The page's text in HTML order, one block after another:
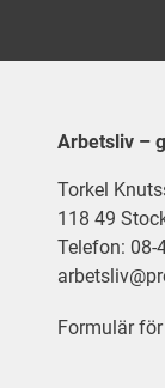
Arbetsliv –
Torkel
118 49
Telefon: 08-
Formulär